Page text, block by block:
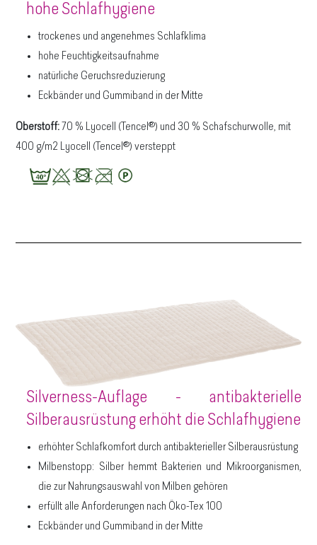
hohe Schlafhygiene
trockenes und angenehmes Schlafklima
hohe Feuchtigkeitsaufnahme
natürliche Geruchsreduzierung
Eckbänder und Gummiband in der Mitte
Oberstoff: 70 % Lyocell (Tencel®) und 30 % Schafschurwolle, mit
400 g/m2 Lyocell (Tencel®) versteppt
Silverness-Auflage - antibakterielle
Silberausrüstung erhöht die Schlafhygiene
erhöhter Schlafkomfort durch antibakterieller Silberausrüstung
Milbenstopp: Silber hemmt Bakterien und Mikroorganismen,
die zur Nahrungsauswahl von Milben gehören
erfüllt alle Anforderungen nach Öko-Tex 100
Eckbänder und Gummiband in der Mitte